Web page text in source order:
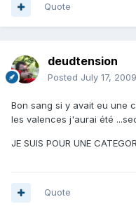
Quote
deudtension
Posted July 17, 2009
Bon sang si y avait eu une
les valences j'aurai été
JE SUIS POUR UNE
Quote